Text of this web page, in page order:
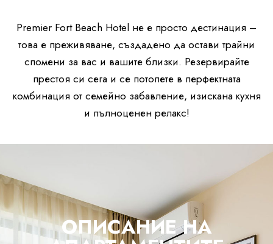
Premier Fort Beach Hotel не е просто дестинация –
това е преживяване, създадено да остави трайни
спомени за вас и вашите близки. Резервирайте
престоя си сега и се потопете в перфектната
комбинация от семейно забавление, изискана кухня
и пълноценен релакс!
ОПИСАНИЕ НА